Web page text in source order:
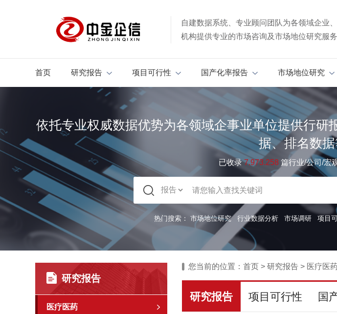
自建数据系统、专业顾问团队为各领域企业、
机构提供专业的市场咨询及市场地位研究服务
首页 研究报告 项目可行性 国产化率报告 市场地位研究
依托专业权威数据优势为各领域企事业单位提供行
据、排名数
已收录7.973.258 篇行业/公司/宏
热门搜索： 市场地位研究 行业数据分析 市场调研 项目
研究报告
医疗医药
您当前的位置： 首页 > 研究报告 > 医疗医
研究报告 项目可行性 国